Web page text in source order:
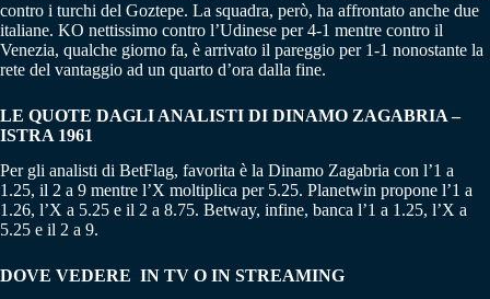
contro i turchi del Goztepe. La squadra, però, ha affrontato anche due
italiane. KO nettissimo contro l’Udinese per 4-1 mentre contro il
Venezia, qualche giorno fa, è arrivato il pareggio per 1-1 nonostante la
rete del vantaggio ad un quarto d’ora dalla fine.
LE QUOTE DAGLI ANALISTI DI DINAMO ZAGABRIA –
ISTRA 1961
Per gli analisti di BetFlag, favorita è la Dinamo Zagabria con l’1 a
1.25, il 2 a 9 mentre l’X moltiplica per 5.25. Planetwin propone l’1 a
1.26, l’X a 5.25 e il 2 a 8.75. Betway, infine, banca l’1 a 1.25, l’X a
5.25 e il 2 a 9.
DOVE VEDERE IN TV O IN STREAMING